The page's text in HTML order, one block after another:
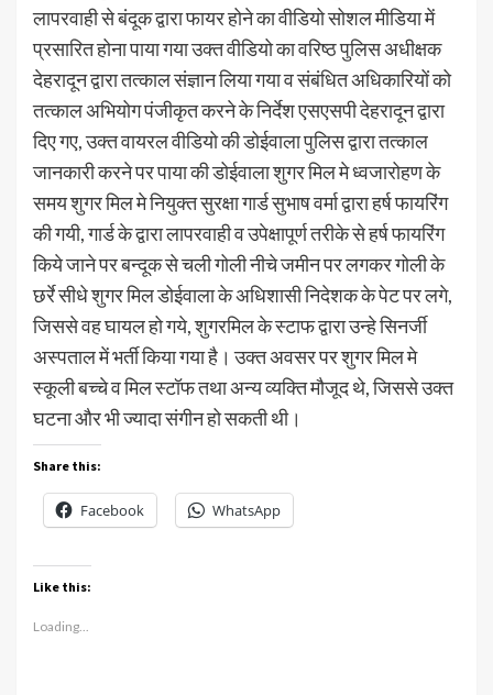
लापरवाही से बंदूक द्वारा फायर होने का वीडियो सोशल मीडिया में
प्रसारित होना पाया गया उक्त वीडियो का वरिष्ठ पुलिस अधीक्षक
देहरादून द्वारा तत्काल संज्ञान लिया गया व संबंधित अधिकारियों को
तत्काल अभियोग पंजीकृत करने के निर्देश एसएसपी देहरादून द्वारा
दिए गए, उक्त वायरल वीडियो की डोईवाला पुलिस द्वारा तत्काल
जानकारी करने पर पाया की डोईवाला शुगर मिल मे ध्वजारोहण के
समय शुगर मिल मे नियुक्त सुरक्षा गार्ड सुभाष वर्मा द्वारा हर्ष फायरिंग
की गयी, गार्ड के द्वारा लापरवाही व उपेक्षापूर्ण तरीके से हर्ष फायरिंग
किये जाने पर बन्दूक से चली गोली नीचे जमीन पर लगकर गोली के
छर्रे सीधे शुगर मिल डोईवाला के अधिशासी निदेशक के पेट पर लगे,
जिससे वह घायल हो गये, शुगरमिल के स्टाफ द्वारा उन्हे सिनर्जी
अस्पताल में भर्ती किया गया है। उक्त अवसर पर शुगर मिल मे
स्कूली बच्चे व मिल स्टॉफ तथा अन्य व्यक्ति मौजूद थे, जिससे उक्त
घटना और भी ज्यादा संगीन हो सकती थी।
Share this:
Facebook WhatsApp
Like this:
Loading...